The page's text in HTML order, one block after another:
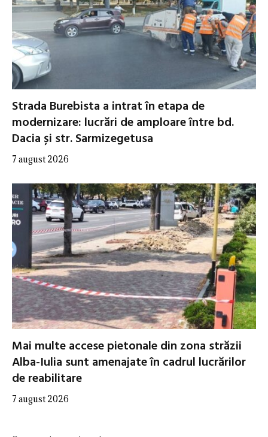
Strada Burebista a intrat în etapa de
modernizare: lucrări de amploare între bd.
Dacia și str. Sarmizegetusa
7 august 2026
Mai multe accese pietonale din zona străzii
Alba-Iulia sunt amenajate în cadrul lucrărilor
de reabilitare
7 august 2026